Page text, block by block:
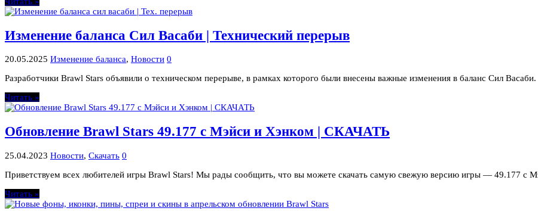
Изменение баланса Сил Васаби | Технический перерыв
20.05.2025 Изменение баланса, Новости 0
Разработчики Brawl Stars объявили о техническом перерыве, в рамках которого были внесены важные изменения в баланс Сил Васаби.
Читать »
Обновление Brawl Stars 49.177 с Мэйси и Хэнком | СКАЧАТЬ
25.04.2023 Новости, Скачать 0
Приветствуем всех любителей игры Brawl Stars! Мы рады сообщить, что вы можете скачать самую свежую версию игры — 49.177 с
Читать »